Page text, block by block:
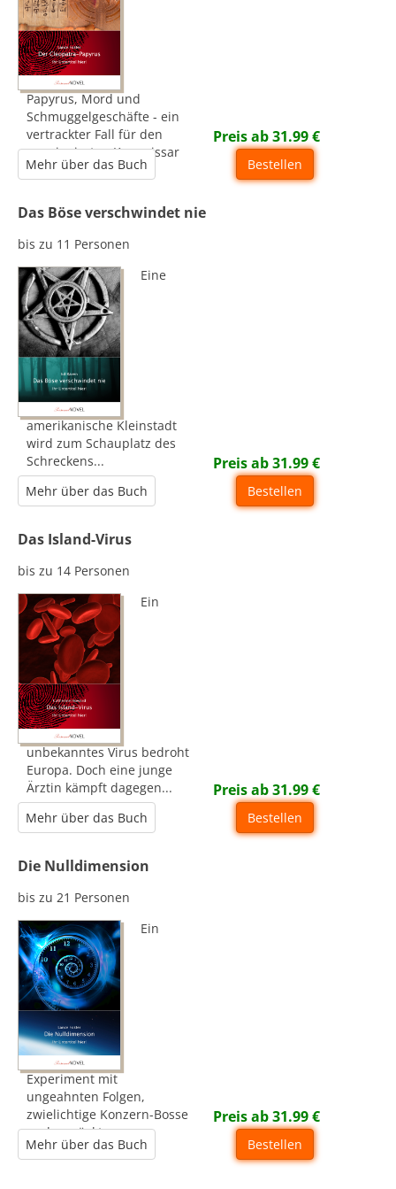
Papyrus, Mord und
Schmuggelgeschäfte - ein
vertrackter Fall für den
pensionierten Kommissar
Preis ab31.99€
Mehr über das Buch Bestellen
Das Böse verschwindet nie
bis zu 11 Personen
Eine
amerikanische Kleinstadt
wird zum Schauplatz des
Schreckens...
Preis ab31.99€
Mehr über das Buch Bestellen
Das Island-Virus
bis zu 14 Personen
Ein
unbekanntes Virus bedroht
Europa. Doch eine junge
Ärztin kämpft dagegen...
Preis ab31.99€
Mehr über das Buch Bestellen
Die Nulldimension
bis zu 21 Personen
Ein
Experiment mit
ungeahnten Folgen,
zwielichtige Konzern-Bosse
und verrückte
Wissenschaftler
Preis ab31.99€
Mehr über das Buch Bestellen